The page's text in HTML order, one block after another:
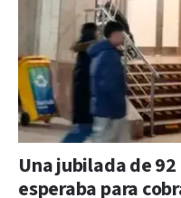
Una jubilada de
esperaba para